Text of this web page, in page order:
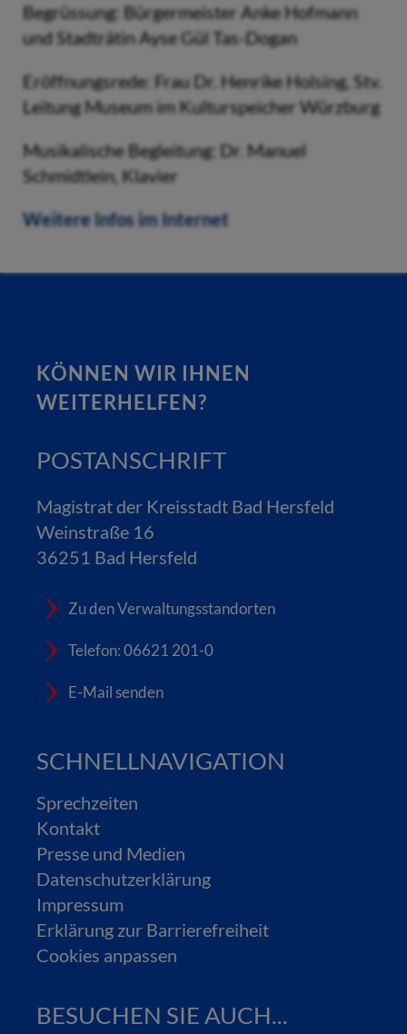
Begrüssung: Bürgermeister Anke Hofmann
und Stadträtin Ayse Gül Tas-Dogan
Eröffnungsrede: Frau Dr. Henrike Holsing, Stv.
Leitung Museum im Kulturspeicher Würzburg
Musikalische Begleitung: Dr. Manuel
Schmidtlein, Klavier
Weitere Infos im Internet
KÖNNEN WIR IHNEN
WEITERHELFEN?
POSTANSCHRIFT
Magistrat der Kreisstadt Bad Hersfeld
Weinstraße 16
36251 Bad Hersfeld
Zu den Verwaltungsstandorten
Telefon: 06621 201-0
E-Mail senden
SCHNELLNAVIGATION
Sprechzeiten
Kontakt
Presse und Medien
Datenschutzerklärung
Impressum
Erklärung zur Barrierefreiheit
Cookies anpassen
BESUCHEN SIE AUCH...